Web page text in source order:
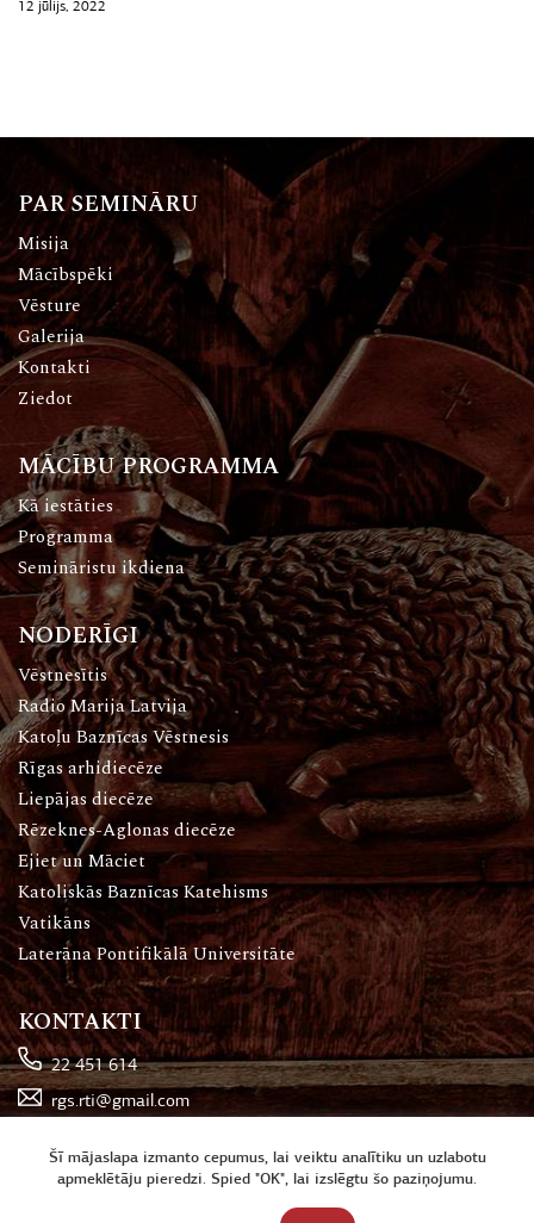
12 jūlijs, 2022
PAR SEMINĀRU
Misija
Mācībspēki
Vēsture
Galerija
Kontakti
Ziedot
MĀCĪBU PROGRAMMA
Kā iestāties
Programma
Semināristu ikdiena
NODERĪGI
Vēstnesītis
Radio Marija Latvija
Katoļu Baznīcas Vēstnesis
Rīgas arhidiecēze
Liepājas diecēze
Rēzeknes-Aglonas diecēze
Ejiet un Māciet
Katoliskās Baznīcas Katehisms
Vatikāns
Laterāna Pontifikālā Universitāte
KONTAKTI
22 451 614
rgs.rti@gmail.com
Katoļu iela 16, Rīga
Šī mājaslapa izmanto cepumus, lai veiktu analītiku un uzlabotu
apmeklētāju pieredzi. Spied "OK", lai izslēgtu šo paziņojumu.